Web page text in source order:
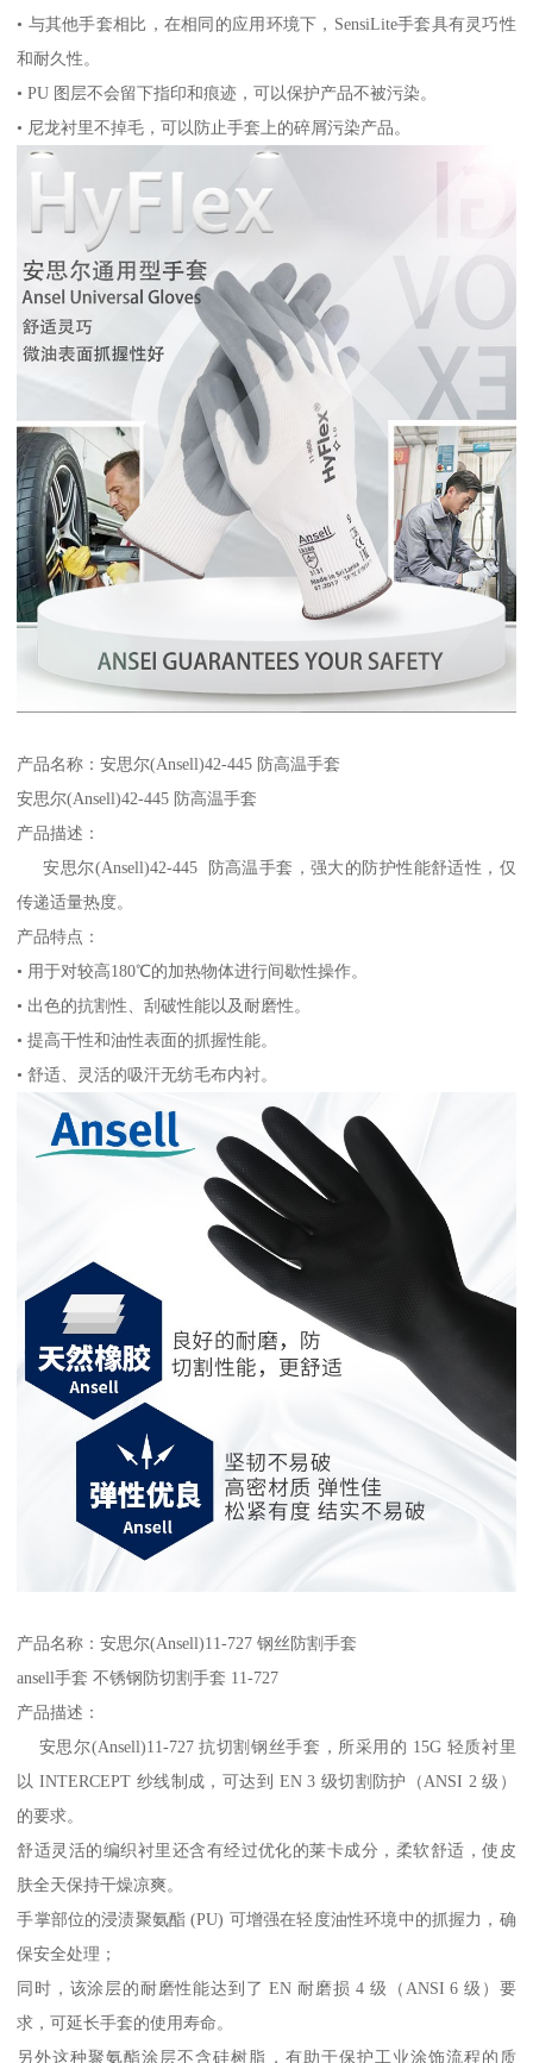
• 与其他手套相比，在相同的应用环境下，SensiLite手套具有灵巧性
和耐久性。
• PU 图层不会留下指印和痕迹，可以保护产品不被污染。
• 尼龙衬里不掉毛，可以防止手套上的碎屑污染产品。
产品名称：安思尔(Ansell)42-445 防高温手套
安思尔(Ansell)42-445 防高温手套
产品描述：
安思尔(Ansell)42-445 防高温手套，强大的防护性能舒适性，仅
传递适量热度。
产品特点：
• 用于对较高180℃的加热物体进行间歇性操作。
• 出色的抗割性、刮破性能以及耐磨性。
• 提高干性和油性表面的抓握性能。
• 舒适、灵活的吸汗无纺毛布内衬。
产品名称：安思尔(Ansell)11-727 钢丝防割手套
ansell手套 不锈钢防切割手套 11-727
产品描述：
安思尔(Ansell)11-727 抗切割钢丝手套，所采用的 15G 轻质衬里
以 INTERCEPT 纱线制成，可达到 EN 3 级切割防护（ANSI 2 级）
的要求。
舒适灵活的编织衬里还含有经过优化的莱卡成分，柔软舒适，使皮
肤全天保持干燥凉爽。
手掌部位的浸渍聚氨酯 (PU) 可增强在轻度油性环境中的抓握力，确
保安全处理；
同时，该涂层的耐磨性能达到了 EN 耐磨损 4 级（ANSI 6 级）要
求，可延长手套的使用寿命。
另外这种聚氨酯涂层不含硅树脂，有助于保护工业涂饰流程的质